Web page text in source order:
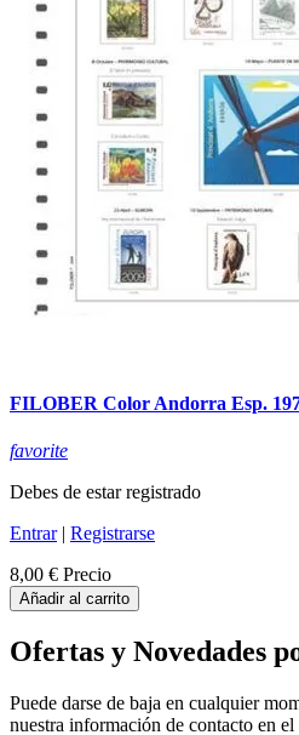
FILOBER Color Andorra Esp.
favorite
Debes de estar registrado
Entrar| Registrarse
8,00 € Precio
Añadir al carrito
Ofertas y Novedades
Puede darse de baja en cualquier
nuestra información de contacto en el